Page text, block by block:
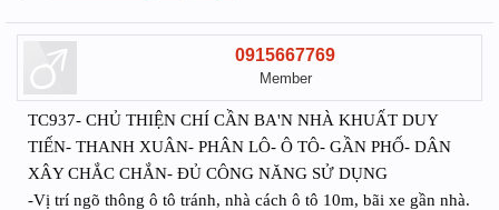
0915667769
Member
TC937- CHỦ THIỆN CHÍ CẦN BA'N NHÀ KHUẤT DUY
TIẾN- THANH XUÂN- PHÂN LÔ- Ô TÔ- GẦN PHỐ- DÂN
XÂY CHẮC CHẮN- ĐỦ CÔNG NĂNG SỬ DỤNG
-Vị trí ngõ thông ô tô tránh, nhà cách ô tô 10m, bãi xe gần nhà.